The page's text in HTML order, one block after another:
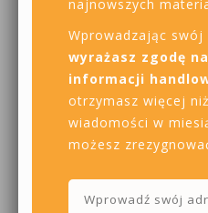
najnowszych
Wprowadzając swój
wyrażasz zgodę
informacji
otrzymasz więcej
wiadomości w
możesz